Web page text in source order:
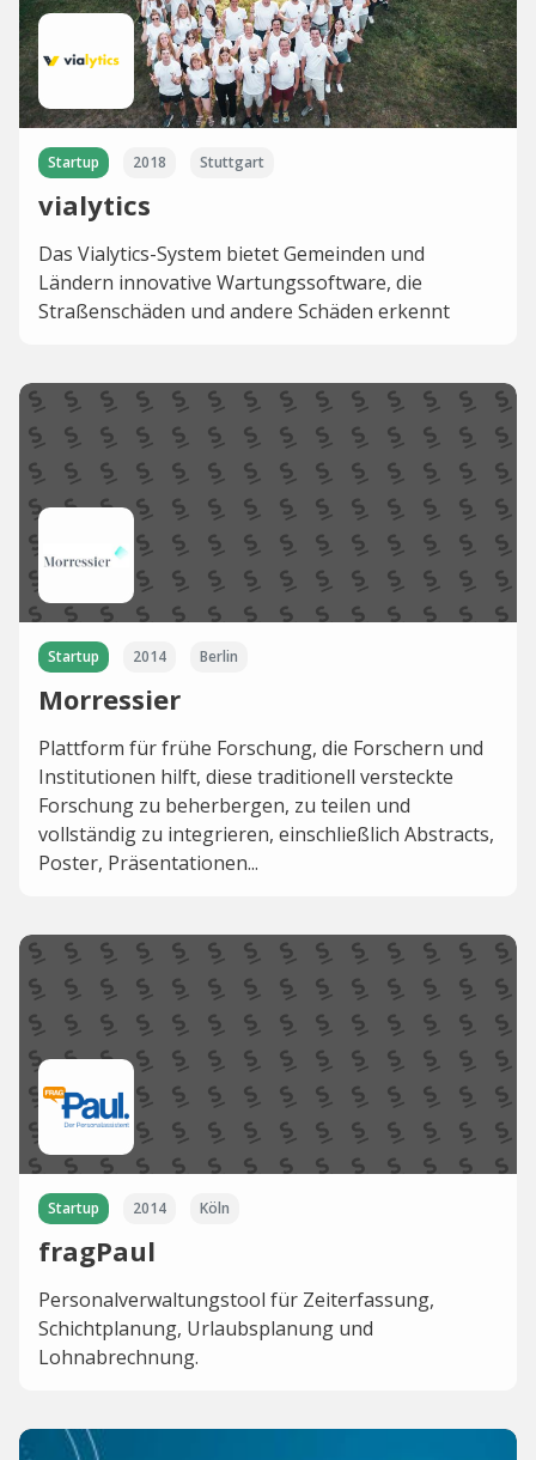
Startup 2018 Stuttgart
vialytics
Das Vialytics-System bietet Gemeinden und
Ländern innovative Wartungssoftware, die
Straßenschäden und andere Schäden erkennt
Startup 2014 Berlin
Morressier
Plattform für frühe Forschung, die Forschern und
Institutionen hilft, diese traditionell versteckte
Forschung zu beherbergen, zu teilen und
vollständig zu integrieren, einschließlich Abstracts,
Poster, Präsentationen...
Startup 2014 Köln
fragPaul
Personalverwaltungstool für Zeiterfassung,
Schichtplanung, Urlaubsplanung und
Lohnabrechnung.